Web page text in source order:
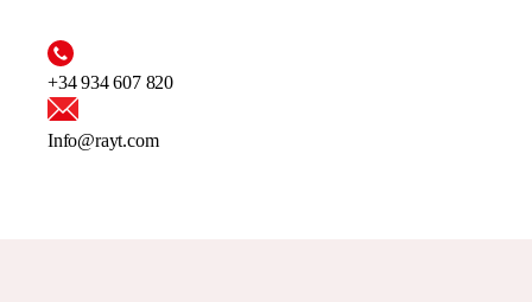
+34 934 607 820
Info@rayt.com